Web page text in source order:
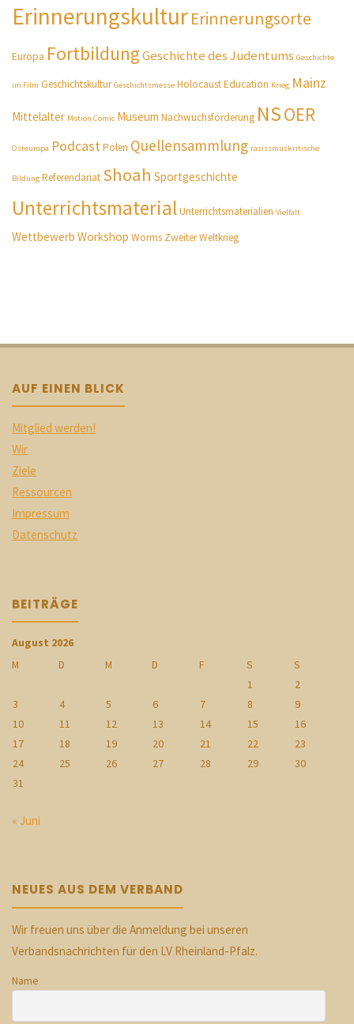
ErinnerungskulturErinnerungsorte
Europa Fortbildung Geschichte des Judentums Geschichte
im Film Geschichtskultur Geschichtsmesse Holocaust Education Krieg Mainz
Mittelalter Motion Comic Museum Nachwuchsförderung NSOER
Osteuropa PodcastPolen Quellensammlung rasissmuskritische
Bildung Referendariat Shoah Sportgeschichte
UnterrichtsmaterialUnterrichtsmaterialien Vielfalt
Wettbewerb Workshop Worms Zweiter Weltkrieg
AUF EINEN BLICK
Mitglied werden!
Wir
Ziele
Ressourcen
Impressum
Datenschutz
BEITRÄGE
August 2026
M
D M D F S
S
1
2
3
4 5 6 7 8
9
10
11 12 13 14 15
16
17
18 19 20 21 22
23
24
25 26 27 28 29
30
31
« Juni
NEUES AUS DEM VERBAND
Wir freuen uns über die Anmeldung bei unseren
Verbandsnachrichten für den LV Rheinland-Pfalz.
Name